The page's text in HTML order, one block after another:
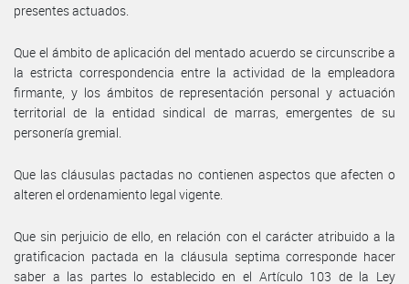
presentes actuados.
Que el ámbito de aplicación del mentado acuerdo se circunscribe a
la estricta correspondencia entre la actividad de la empleadora
firmante, y los ámbitos de representación personal y actuación
territorial de la entidad sindical de marras, emergentes de su
personería gremial.
Que las cláusulas pactadas no contienen aspectos que afecten o
alteren el ordenamiento legal vigente.
Que sin perjuicio de ello, en relación con el carácter atribuido a la
gratificacion pactada en la cláusula septima corresponde hacer
saber a las partes lo establecido en el Artículo 103 de la Ley